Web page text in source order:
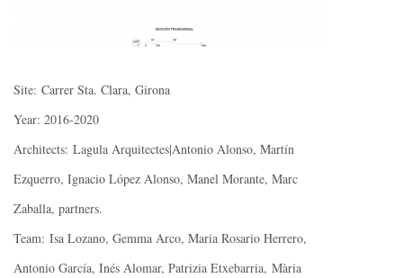
Site: Carrer Sta. Clara, Girona
Year: 2016-2020
Architects: Lagula Arquitectes|Antonio Alonso, Martín
Ezquerro, Ignacio López Alonso, Manel Morante, Marc
Zaballa, partners.
Team: Isa Lozano, Gemma Arco, Maria Rosario Herrero,
Antonio García, Inés Alomar, Patrizia Etxebarria, Mària